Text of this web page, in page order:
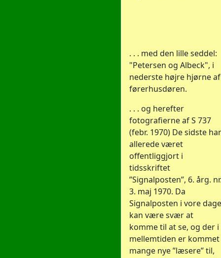
. . . med den lille seddel:
"Petersen og Albeck", i
nederste højre hjørne af
førerhusdøren.
. . . og herefter
fotografierne af S 737
(febr. 1970) De sidste har
allerede været
offentliggjort i
tidsskriftet
”Signalposten”, 6. årg.
3. maj 1970. Da
Signalposten i vore dage
kan være svær at
komme til at se, og der i
mellemtiden er kommet
mange nye ”læsere” til,